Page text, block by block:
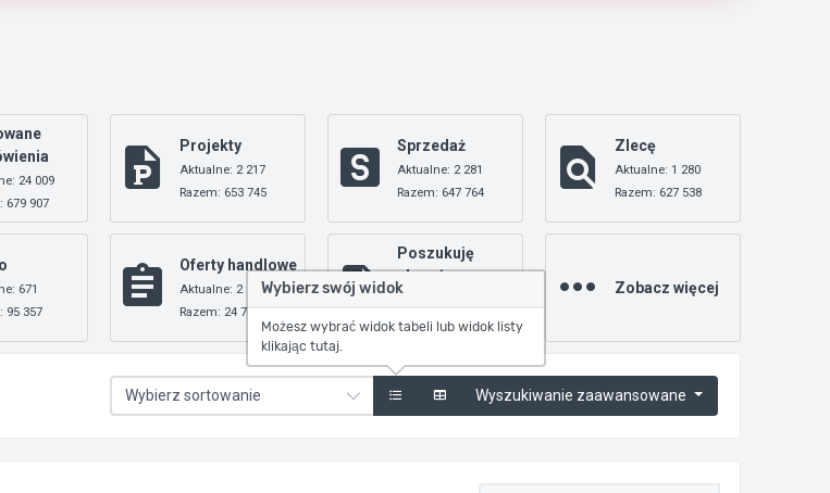
24 009
679 907
Projekty
Aktualne: 2 217
Razem: 653 745
Sprzedaż
Aktualne: 2 281
Razem: 647 764
Zlecę
Aktualne: 1 280
Razem: 627 538
671
95 357
Oferty handlowe
Aktualne: 2
Razem: 24 709
Poszukuję
zleceń
Razem: 18 391
Zobacz więcej
Wyszukiwanie zaawansowane
Wybierz swój widok
Możesz wybrać widok tabeli lub widok listy
klikając tutaj.